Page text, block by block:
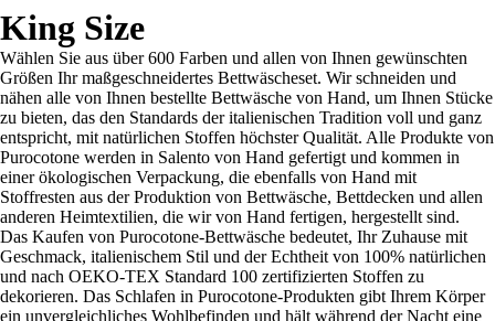
King Size
Wählen Sie aus über 600 Farben und allen von Ihnen gewünschten
Größen Ihr maßgeschneidertes Bettwäscheset. Wir schneiden und
nähen alle von Ihnen bestellte Bettwäsche von Hand, um Ihnen Stücke
zu bieten, das den Standards der italienischen Tradition voll und ganz
entspricht, mit natürlichen Stoffen höchster Qualität. Alle Produkte von
Purocotone werden in Salento von Hand gefertigt und kommen in
einer ökologischen Verpackung, die ebenfalls von Hand mit
Stoffresten aus der Produktion von Bettwäsche, Bettdecken und allen
anderen Heimtextilien, die wir von Hand fertigen, hergestellt sind.
Das Kaufen von Purocotone-Bettwäsche bedeutet, Ihr Zuhause mit
Geschmack, italienischem Stil und der Echtheit von 100% natürlichen
und nach OEKO-TEX Standard 100 zertifizierten Stoffen zu
dekorieren. Das Schlafen in Purocotone-Produkten gibt Ihrem Körper
ein unvergleichliches Wohlbefinden und hält während der Nacht eine